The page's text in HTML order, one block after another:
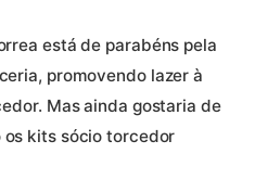
está de parabéns pela
promovendo lazer à
Mas ainda gostaria de
os kits sócio torcedor